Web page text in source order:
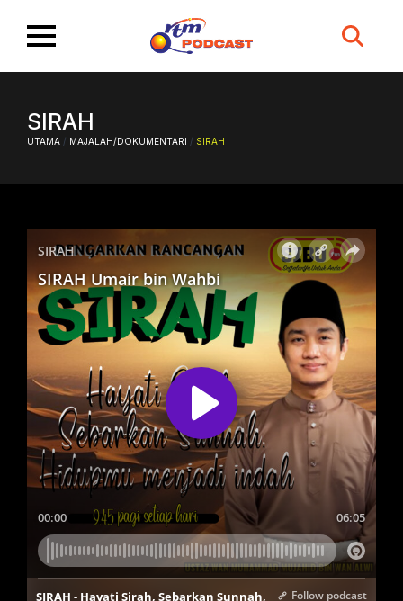
Search
SIRAH
UTAMA / MAJALAH/DOKUMENTARI / SIRAH